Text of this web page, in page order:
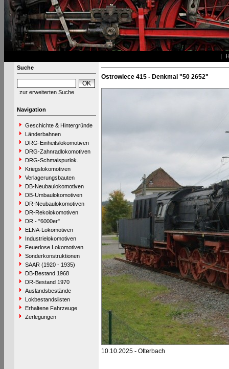
Suche
zur erweiterten Suche
Navigation
Geschichte & Hintergründe
Länderbahnen
DRG-Einheitslokomotiven
DRG-Zahnradlokomotiven
DRG-Schmalspurlok.
Kriegslokomotiven
Verlagerungsbauten
DB-Neubaulokomotiven
DB-Umbaulokomotiven
DR-Neubaulokomotiven
DR-Rekolokomotiven
DR - "6000er"
ELNA-Lokomotiven
Industrielokomotiven
Feuerlose Lokomotiven
Sonderkonstruktionen
SAAR (1920 - 1935)
DB-Bestand 1968
DR-Bestand 1970
Auslandsbestände
Lokbestandslisten
Erhaltene Fahrzeuge
Zerlegungen
Ostrowiece 415 - Denkmal "50 2652"
10.10.2025 - Otterbach